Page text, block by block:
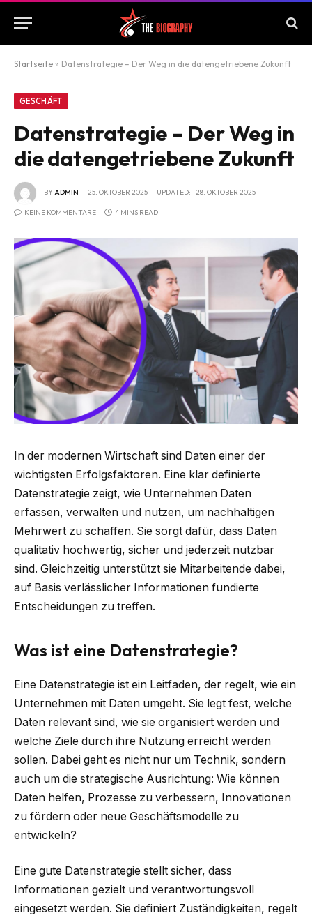
Startseite » Datenstrategie – Der Weg in die datengetriebene Zukunft
GESCHÄFT
Datenstrategie – Der Weg in
die datengetriebene Zukunft
BYADMIN 25. OKTOBER 2025 UPDATED: 28. OKTOBER 2025
KEINE KOMMENTARE 4 MINS READ
In der modernen Wirtschaft sind Daten einer der
wichtigsten Erfolgsfaktoren. Eine klar definierte
Datenstrategie zeigt, wie Unternehmen Daten
erfassen, verwalten und nutzen, um nachhaltigen
Mehrwert zu schaffen. Sie sorgt dafür, dass Daten
qualitativ hochwertig, sicher und jederzeit nutzbar
sind. Gleichzeitig unterstützt sie Mitarbeitende dabei,
auf Basis verlässlicher Informationen fundierte
Entscheidungen zu treffen.
Was ist eine Datenstrategie?
Eine Datenstrategie ist ein Leitfaden, der regelt, wie ein
Unternehmen mit Daten umgeht. Sie legt fest, welche
Daten relevant sind, wie sie organisiert werden und
welche Ziele durch ihre Nutzung erreicht werden
sollen. Dabei geht es nicht nur um Technik, sondern
auch um die strategische Ausrichtung: Wie können
Daten helfen, Prozesse zu verbessern, Innovationen
zu fördern oder neue Geschäftsmodelle zu
entwickeln?
Eine gute Datenstrategie stellt sicher, dass
Informationen gezielt und verantwortungsvoll
eingesetzt werden. Sie definiert Zuständigkeiten, regelt